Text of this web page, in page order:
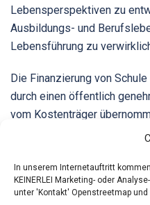
In unserem Internetauftritt
KEINERLEI Marketing- oder
unter 'Kontakt' Openstreetmap
Lebensperspektiven zu
Ausbildungs- und
Lebensführung zu
Die Finanzierung von
durch einen öffentlich
vom Kostenträger
Eigenleistung erbracht
Hilfeplangespräch
werden. Die Kosten